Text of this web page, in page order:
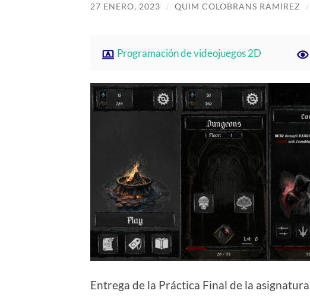
27 ENERO, 2023 / QUIM COLOBRANS RAMIREZ /
Programación de videojuegos 2D
Entrega de la Práctica Final de la